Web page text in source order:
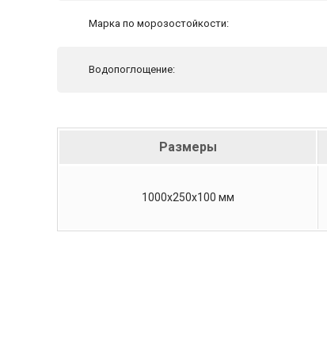
Марка по морозостойкости:
Водопоглощение:
Размеры
1000х250х100 мм